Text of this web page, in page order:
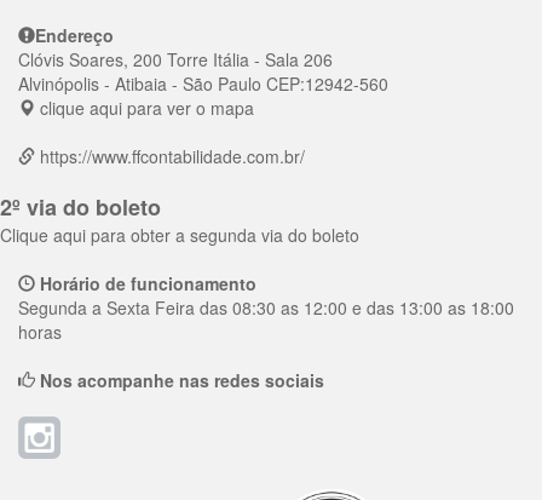
Endereço
Clóvis Soares, 200 Torre Itália - Sala 206
Alvinópolis - Atibaia - São Paulo CEP:12942-560
clique aqui para ver o mapa
https://www.ffcontabilidade.com.br/
2º via do boleto
Clique aqui para obter a segunda via do boleto
Horário de funcionamento
Segunda a Sexta Feira das 08:30 as 12:00 e das 13:00 as 18:00
horas
Nos acompanhe nas redes sociais